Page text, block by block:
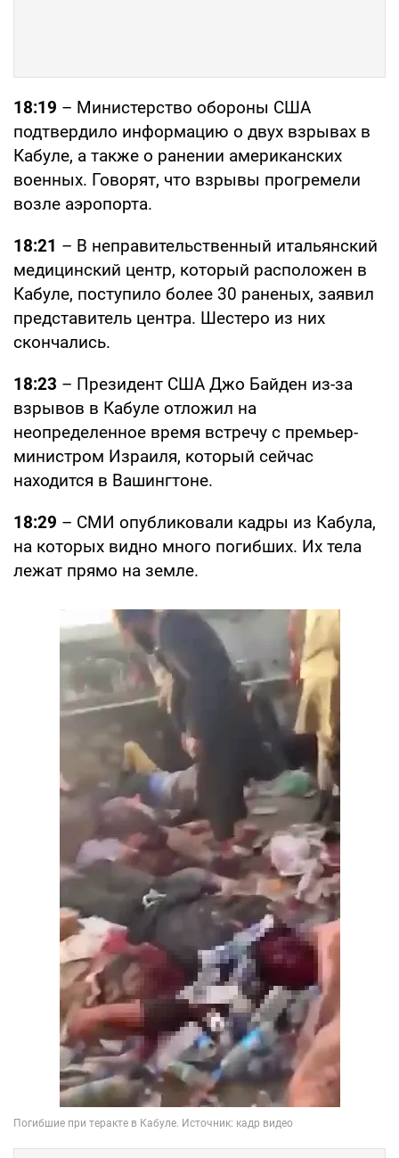
18:19 – Министерство обороны США
подтвердило информацию о двух взрывах в
Кабуле, а также о ранении американских
военных. Говорят, что взрывы прогремели
возле аэропорта.
18:21 – В неправительственный итальянский
медицинский центр, который расположен в
Кабуле, поступило более 30 раненых, заявил
представитель центра. Шестеро из них
скончались.
18:23 – Президент США Джо Байден из-за
взрывов в Кабуле отложил на
неопределенное время встречу с премьер-
министром Израиля, который сейчас
находится в Вашингтоне.
18:29 – СМИ опубликовали кадры из Кабула,
на которых видно много погибших. Их тела
лежат прямо на земле.